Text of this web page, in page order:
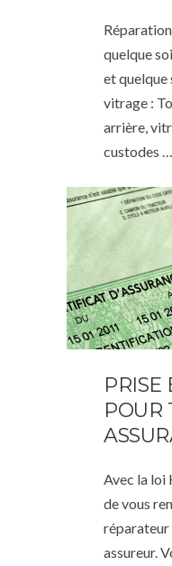
quelque
et
vitrage :
arrière,
custodes …
PRISE
POUR
Avec la loi
de vous
assureur.